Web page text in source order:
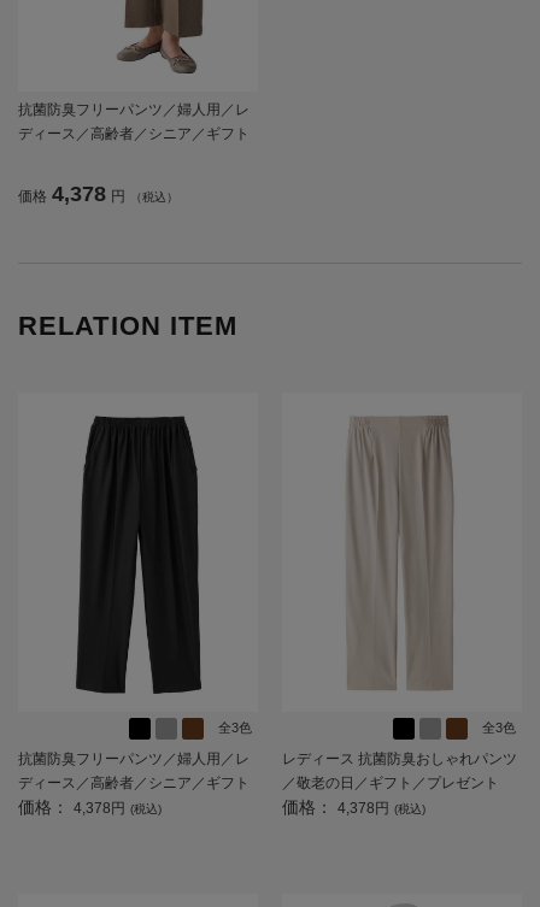
抗菌防臭フリーパンツ／婦人用／レ
ディース／高齢者／シニア／ギフト
価格 4,378 円 （税込）
RELATION ITEM
全3色
抗菌防臭フリーパンツ／婦人用／レ
ディース／高齢者／シニア／ギフト
／プレゼント 【CF】
価格： 4,378円 (税込)
全3色
レディース 抗菌防臭おしゃれパンツ
／敬老の日／ギフト／プレゼント
【CF】
価格： 4,378円 (税込)